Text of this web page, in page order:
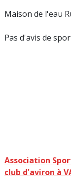
Maison de l'eau
Pas d'avis de
Association
club d'aviron à